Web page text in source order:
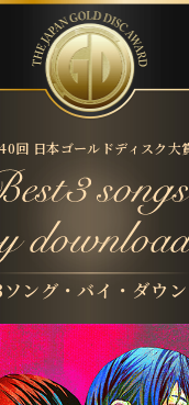
回 日本ゴールドディスク大
ング・バイ・ダウ